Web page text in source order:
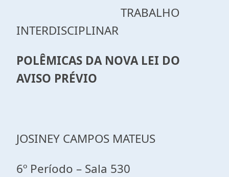
TRABALHO
INTERDISCIPLINAR
POLÊMICAS DA NOVA LEI DO
AVISO PRÉVIO
JOSINEY CAMPOS MATEUS
6º Período – Sala 530